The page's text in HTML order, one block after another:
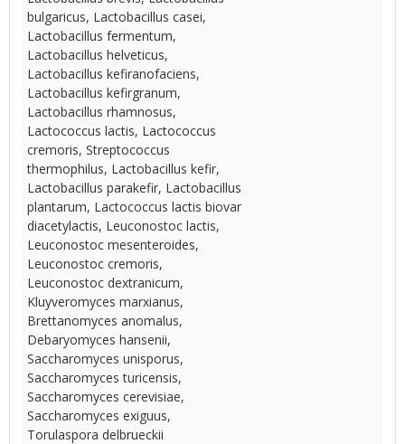
bulgaricus, Lactobacillus casei,
Lactobacillus fermentum,
Lactobacillus helveticus,
Lactobacillus kefiranofaciens,
Lactobacillus kefirgranum,
Lactobacillus rhamnosus,
Lactococcus lactis, Lactococcus
cremoris, Streptococcus
thermophilus, Lactobacillus kefir,
Lactobacillus parakefir, Lactobacillus
plantarum, Lactococcus lactis biovar
diacetylactis, Leuconostoc lactis,
Leuconostoc mesenteroides,
Leuconostoc cremoris,
Leuconostoc dextranicum,
Kluyveromyces marxianus,
Brettanomyces anomalus,
Debaryomyces hansenii,
Saccharomyces unisporus,
Saccharomyces turicensis,
Saccharomyces cerevisiae,
Saccharomyces exiguus,
Torulaspora delbrueckii